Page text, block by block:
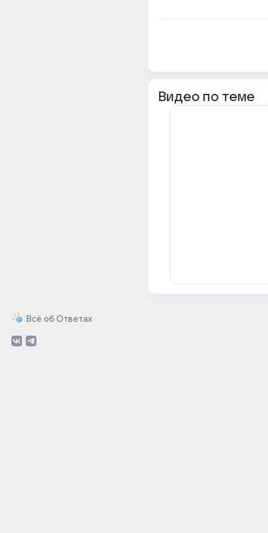
Всё об Ответах
Видео по теме